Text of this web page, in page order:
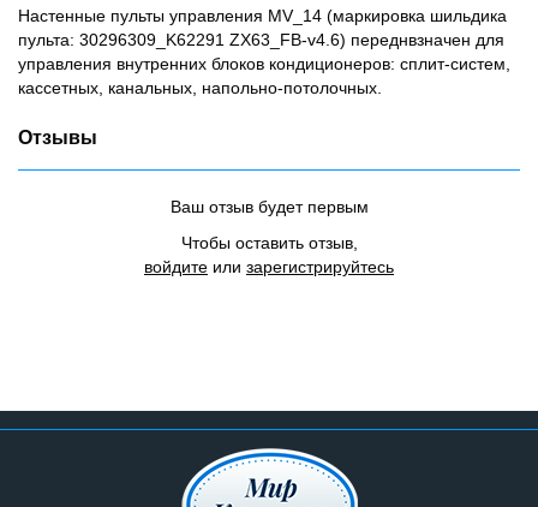
Настенные пульты управления MV_14 (маркировка шильдика
пульта: 30296309_K62291 ZX63_FB-v4.6) переднвзначен для
управления внутренних блоков кондиционеров: сплит-систем,
кассетных, канальных, напольно-потолочных.
Отзывы
Ваш отзыв будет первым
Чтобы оставить отзыв,
войдите или зарегистрируйтесь